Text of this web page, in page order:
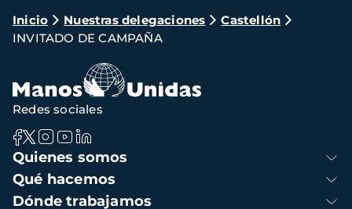
Ruta
de
navegación
Inicio Nuestras delegaciones
Castellón
INVITADO DE CAMPAÑA
Navegación
principal
Quienes somos
Qué hacemos
Dónde trabajamos
Redes sociales